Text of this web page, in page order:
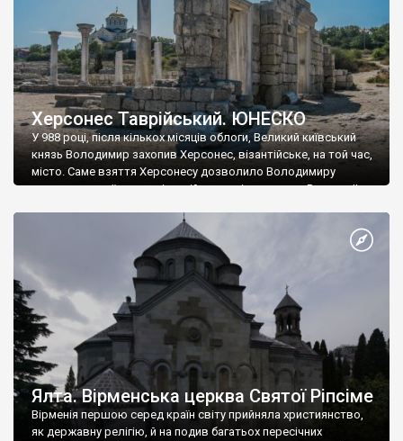
Херсонес Таврійський. ЮНЕСКО
У 988 році, після кількох місяців облоги, Великий київський
князь Володимир захопив Херсонес, візантійське, на той час,
місто. Саме взяття Херсонесу дозволило Володимиру
диктувати свої умови візантійському імператору Василю ІІ, та
Херсонесі Володимир-язичник, став Василем-християнином.
А потім було Хрещення Русі. На честь Херсонесу Таврійського
Ялта. Вірменська церква Святої Ріпсіме
Вірменія першою серед країн світу прийняла християнство,
як державну релігію, й на подив багатьох пересічних